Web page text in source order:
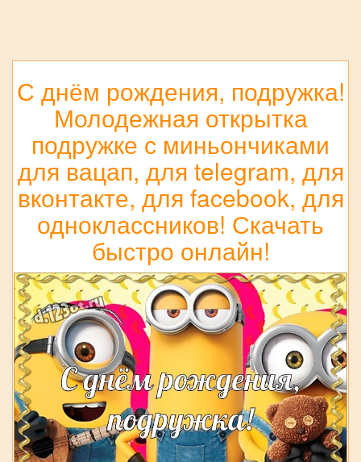
С днём рождения, подружка!
Молодежная открытка
подружке с миньончиками
для вацап, для telegram, для
вконтакте, для facebook, для
одноклассников! Скачать
быстро онлайн!